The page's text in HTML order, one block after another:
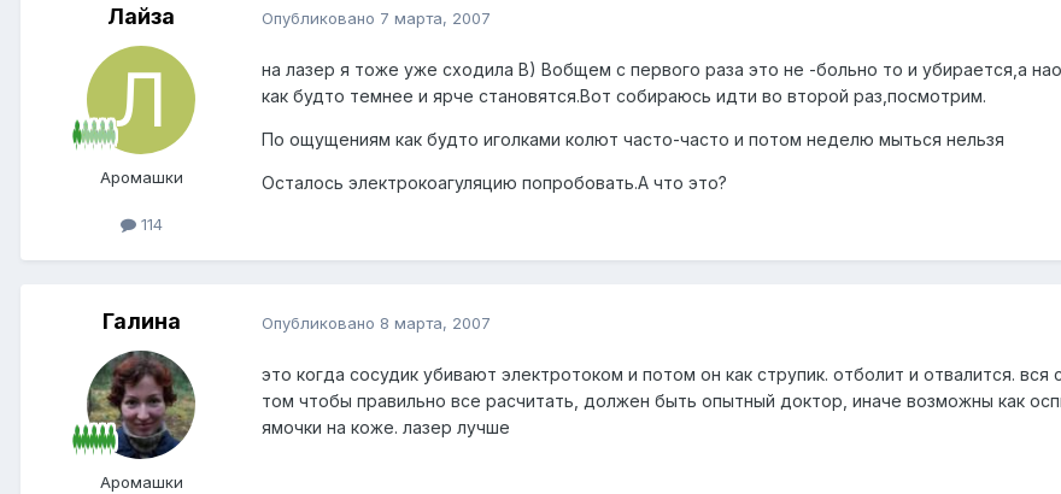
Лайза
Аромашки
114
Опубликовано 7 марта, 2007
на лазер я тоже уже сходила B) Вобщем с первого раза это не -больно то и убирается,а
как будто темнее и ярче становятся.Вот собираюсь идти во второй раз,посмотрим.
По ощущениям как будто иголками колют часто-часто и потом неделю мыться нельзя
Осталось электрокоагуляцию попробовать.А что это?
Галина
Аромашки
Опубликовано 8 марта, 2007
это когда сосудик убивают электротоком и потом он как струпик. отболит и отвалится. вся
том чтобы правильно все расчитать, должен быть опытный доктор, иначе возможны как
ямочки на коже. лазер лучше